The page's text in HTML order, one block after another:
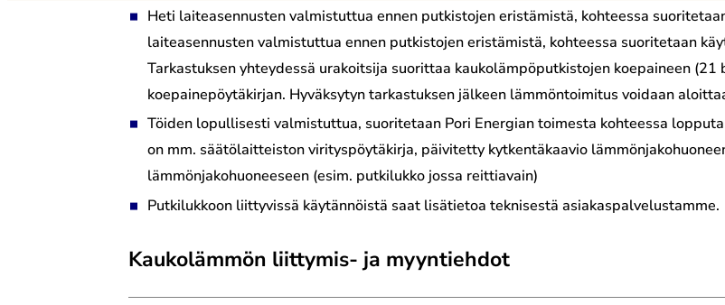
Heti laiteasennusten valmistuttua ennen putkistojen eristämistä, kohteessa
laiteasennusten valmistuttua ennen putkistojen eristämistä, kohteessa suoritetaan
Tarkastuksen yhteydessä urakoitsija suorittaa kaukolämpöputkistojen koepaineen
koepainepöytäkirjan. Hyväksytyn tarkastuksen jälkeen lämmöntoimitus voidaan
Töiden lopullisesti valmistuttua, suoritetaan Pori Energian toimesta kohteessa
on mm. säätölaitteiston virityspöytäkirja, päivitetty kytkentäkaavio
lämmönjakohuoneeseen (esim. putkilukko jossa reittiavain)
Putkilukkoon liittyvissä käytännöistä saat lisätietoa teknisestä asiakaspalvelustamme.
Kaukolämmön liittymis- ja myyntiehdot